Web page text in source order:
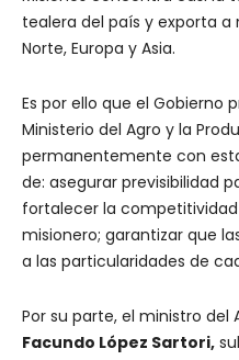
tealera del país y exporta
Norte, Europa y Asia.
Es por ello que el Gobierno
Ministerio del Agro y la
permanentemente con
de: asegurar previsibilidad
fortalecer la
misionero; garantizar que
a las particularidades de
Por su parte, el ministro del
Facundo López Sartori,